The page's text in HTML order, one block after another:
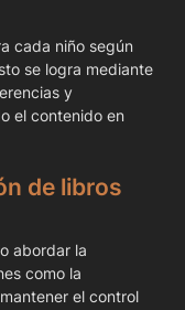
cada niño según
se logra mediante
y
el contenido en
de libros
abordar la
como la
el control